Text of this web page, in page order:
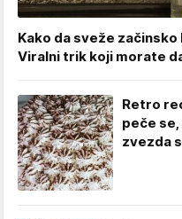
Kako da sveže
Viralni trik koji morate
Retro
peče se,
zvezda